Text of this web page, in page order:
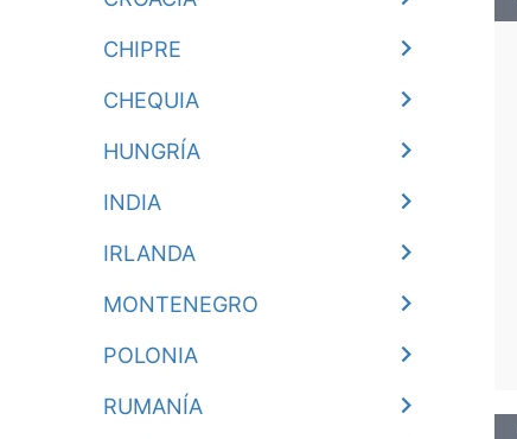
CHIPRE
CHEQUIA
HUNGRÍA
INDIA
IRLANDA
MONTENEGRO
POLONIA
RUMANÍA